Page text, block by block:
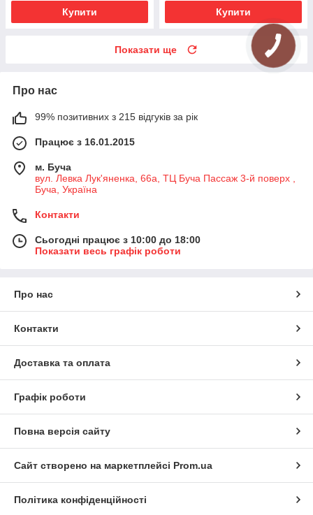
Купити Купити
Показати ще
Про нас
99% позитивних з 215 відгуків за рік
Працює з 16.01.2015
м. Буча
вул. Левка Лук'яненка, 66а, ТЦ Буча Пассаж 3-й поверх ,
Буча, Україна
Контакти
Сьогодні працює з 10:00 до 18:00
Показати весь графік роботи
Про нас
Контакти
Доставка та оплата
Графік роботи
Повна версія сайту
Сайт створено на маркетплейсі Prom.ua
Політика конфіденційності